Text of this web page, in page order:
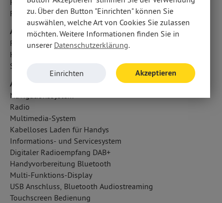
Reifendruckverlust-Warnung
Fahrlichtautomatik
Airbags
Fahrer- /Beifahrerairbag
Kopfairbag vorn und hinten
Seitenairbag vorn
Audio & Kommunikation
Navigationssystem
Radio
Multimedia-System
Kabelloses Laden für Handys
Informations- und Servicesystem
Digitaler Radioempfang DAB+
Handyvorbereitung Bluetooth
Multi-Funktions-Display
USB Anschluss, Bluetooth Audiostreaming
Touchscreen Bedienung
zu. Über den Button "Einrichten" können Sie
auswählen, welche Art von Cookies Sie zulassen
möchten. Weitere Informationen finden Sie in
unserer Datenschutzerklärung.
Einrichten Akzeptieren